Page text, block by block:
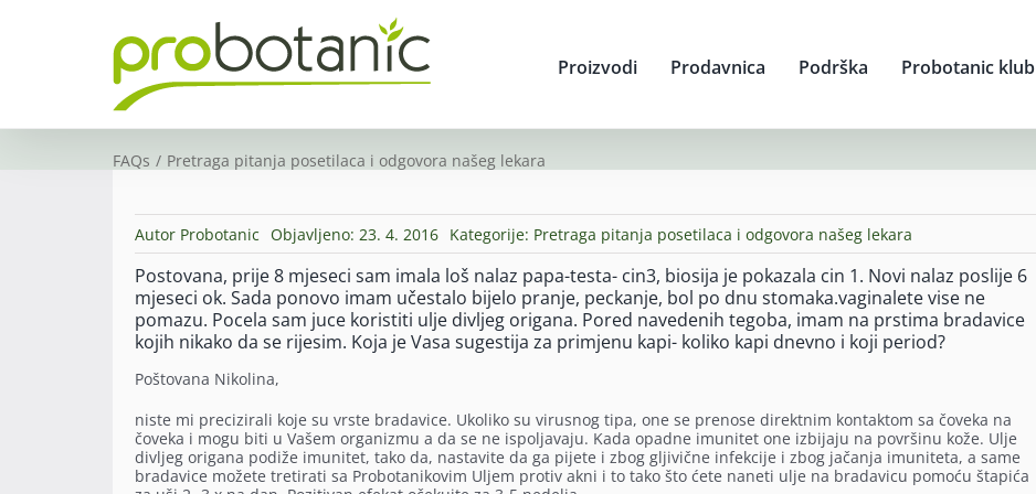
Proizvodi Prodavnica Podrška Probotanic klub
FAQs Pretraga pitanja posetilaca i odgovora našeg lekara
Autor Probotanic Objavljeno: 23. 4. 2016 Kategorije: Pretraga pitanja posetilaca i odgovora našeg lekara
Postovana, prije 8 mjeseci sam imala loš nalaz papa-testa- cin3, biosija je pokazala cin 1. Novi nalaz poslije 6
mjeseci ok. Sada ponovo imam učestalo bijelo pranje, peckanje, bol po dnu stomaka.vaginalete vise ne
pomazu. Pocela sam juce koristiti ulje divljeg origana. Pored navedenih tegoba, imam na prstima bradavice
kojih nikako da se rijesim. Koja je Vasa sugestija za primjenu kapi- koliko kapi dnevno i koji period?
Poštovana Nikolina,
niste mi precizirali koje su vrste bradavice. Ukoliko su virusnog tipa, one se prenose direktnim kontaktom sa čoveka na
čoveka i mogu biti u Vašem organizmu a da se ne ispoljavaju. Kada opadne imunitet one izbijaju na površinu kože. Ulje
divljeg origana podiže imunitet, tako da, nastavite da ga pijete i zbog gljivične infekcije i zbog jačanja imuniteta, a same
bradavice možete tretirati sa Probotanikovim Uljem protiv akni i to tako što ćete naneti ulje na bradavicu pomoću štapića